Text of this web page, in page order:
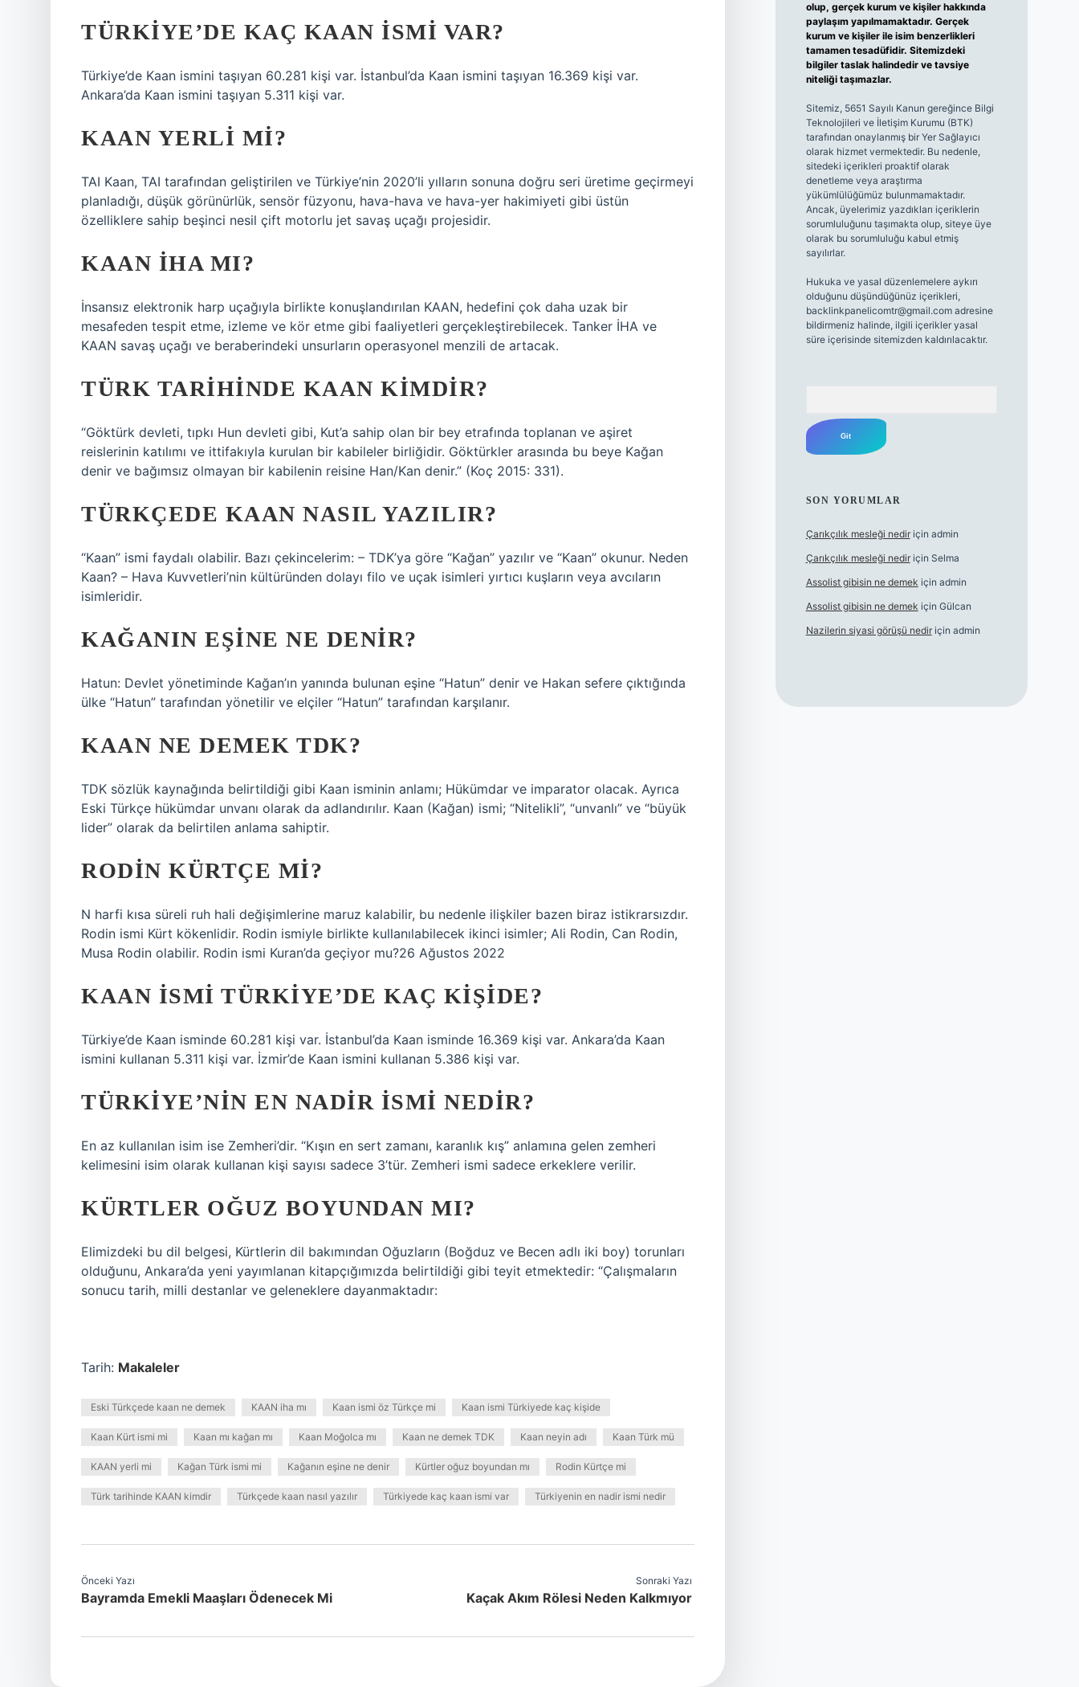
TÜRKIYE’DE KAÇ KAAN ISMI VAR?
Türkiye’de Kaan ismini taşıyan 60.281 kişi var. İstanbul’da Kaan ismini taşıyan 16.369 kişi var.
Ankara’da Kaan ismini taşıyan 5.311 kişi var.
KAAN YERLI MI?
TAI Kaan, TAI tarafından geliştirilen ve Türkiye’nin 2020’li yılların sonuna doğru seri üretime geçirmeyi
planladığı, düşük görünürlük, sensör füzyonu, hava-hava ve hava-yer hakimiyeti gibi üstün
özelliklere sahip beşinci nesil çift motorlu jet savaş uçağı projesidir.
KAAN IHA MI?
İnsansız elektronik harp uçağıyla birlikte konuşlandırılan KAAN, hedefini çok daha uzak bir
mesafeden tespit etme, izleme ve kör etme gibi faaliyetleri gerçekleştirebilecek. Tanker İHA ve
KAAN savaş uçağı ve beraberindeki unsurların operasyonel menzili de artacak.
TÜRK TARIHINDE KAAN KIMDIR?
“Göktürk devleti, tıpkı Hun devleti gibi, Kut’a sahip olan bir bey etrafında toplanan ve aşiret
reislerinin katılımı ve ittifakıyla kurulan bir kabileler birliğidir. Göktürkler arasında bu beye Kağan
denir ve bağımsız olmayan bir kabilenin reisine Han/Kan denir.” (Koç 2015: 331).
TÜRKÇEDE KAAN NASIL YAZILIR?
“Kaan” ismi faydalı olabilir. Bazı çekincelerim: – TDK’ya göre “Kağan” yazılır ve “Kaan” okunur. Neden
Kaan? – Hava Kuvvetleri’nin kültüründen dolayı filo ve uçak isimleri yırtıcı kuşların veya avcıların
isimleridir.
KAĞANIN EŞINE NE DENIR?
Hatun: Devlet yönetiminde Kağan’ın yanında bulunan eşine “Hatun” denir ve Hakan sefere çıktığında
ülke “Hatun” tarafından yönetilir ve elçiler “Hatun” tarafından karşılanır.
KAAN NE DEMEK TDK?
TDK sözlük kaynağında belirtildiği gibi Kaan isminin anlamı; Hükümdar ve imparator olacak. Ayrıca
Eski Türkçe hükümdar unvanı olarak da adlandırılır. Kaan (Kağan) ismi; “Nitelikli”, “unvanlı” ve “büyük
lider” olarak da belirtilen anlama sahiptir.
RODIN KÜRTÇE MI?
N harfi kısa süreli ruh hali değişimlerine maruz kalabilir, bu nedenle ilişkiler bazen biraz istikrarsızdır.
Rodin ismi Kürt kökenlidir. Rodin ismiyle birlikte kullanılabilecek ikinci isimler; Ali Rodin, Can Rodin,
Musa Rodin olabilir. Rodin ismi Kuran’da geçiyor mu?26 Ağustos 2022
KAAN ISMI TÜRKIYE’DE KAÇ KIŞIDE?
Türkiye’de Kaan isminde 60.281 kişi var. İstanbul’da Kaan isminde 16.369 kişi var. Ankara’da Kaan
ismini kullanan 5.311 kişi var. İzmir’de Kaan ismini kullanan 5.386 kişi var.
TÜRKIYE’NIN EN NADIR ISMI NEDIR?
En az kullanılan isim ise Zemheri’dir. “Kışın en sert zamanı, karanlık kış” anlamına gelen zemheri
kelimesini isim olarak kullanan kişi sayısı sadece 3’tür. Zemheri ismi sadece erkeklere verilir.
KÜRTLER OĞUZ BOYUNDAN MI?
Elimizdeki bu dil belgesi, Kürtlerin dil bakımından Oğuzların (Boğduz ve Becen adlı iki boy) torunları
olduğunu, Ankara’da yeni yayımlanan kitapçığımızda belirtildiği gibi teyit etmektedir: “Çalışmaların
sonucu tarih, milli destanlar ve geleneklere dayanmaktadır:
Tarih: Makaleler
Eski Türkçede kaan ne demek KAAN iha mı Kaan ismi öz Türkçe mi Kaan ismi Türkiyede kaç kişide
Kaan Kürt ismi mi Kaan mı kağan mı Kaan Moğolca mı Kaan ne demek TDK Kaan neyin adı Kaan Türk mü
KAAN yerli mi Kağan Türk ismi mi Kağanın eşine ne denir Kürtler oğuz boyundan mı Rodin Kürtçe mi
Türk tarihinde KAAN kimdir Türkçede kaan nasıl yazılır Türkiyede kaç kaan ismi var Türkiyenin en nadir ismi nedir
Önceki Yazı
Bayramda Emekli Maaşları Ödenecek Mi
Sonraki Yazı
Kaçak Akım Rölesi Neden Kalkmıyor
olup, gerçek kurum ve kişiler hakkında
paylaşım yapılmamaktadır. Gerçek
kurum ve kişiler ile isim benzerlikleri
tamamen tesadüfidir. Sitemizdeki
bilgiler taslak halindedir ve tavsiye
niteliği taşımazlar.
Sitemiz, 5651 Sayılı Kanun gereğince Bilgi
Teknolojileri ve İletişim Kurumu (BTK)
tarafından onaylanmış bir Yer Sağlayıcı
olarak hizmet vermektedir. Bu nedenle,
sitedeki içerikleri proaktif olarak
denetleme veya araştırma
yükümlülüğümüz bulunmamaktadır.
Ancak, üyelerimiz yazdıkları içeriklerin
sorumluluğunu taşımakta olup, siteye üye
olarak bu sorumluluğu kabul etmiş
sayılırlar.
Hukuka ve yasal düzenlemelere aykırı
olduğunu düşündüğünüz içerikleri,
backlinkpanelicomtr@gmail.comadresine
bildirmeniz halinde, ilgili içerikler yasal
süre içerisinde sitemizden kaldırılacaktır.
SON YORUMLAR
Çarıkçılık mesleği nediriçin admin
Çarıkçılık mesleği nediriçin Selma
Assolist gibisin ne demek için admin
Assolist gibisin ne demek için Gülcan
Nazilerin siyasi görüşü nediriçin admin